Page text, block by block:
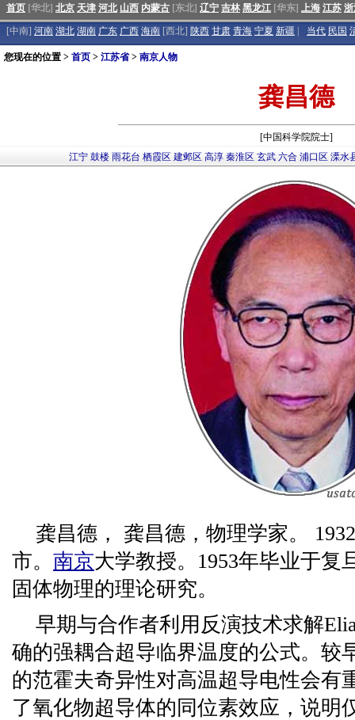
首页 [华北] 北京 天津 河北 山西 内蒙古 [东北] 辽宁 吉林 黑龙江 [华东] 上海 江苏
[中南] 河南 湖北 湖南 广东 广西 海南 [西北] 陕西 甘肃 青海 宁夏 新疆 当代 民国
您现在的位置 > 首页 > 江苏省> 南京人物
龚昌德
[中国科学院院士]
江宁 鼓楼 雨花台 栖霞区 建邺区 高淳 秦淮区 玄武 六合 浦口区 溧水
龚昌德， 龚昌德，物理学家。
市。 南京大学教授。1953年毕业于复
固体物理的理论研究。
早期与合作者利用反演技术求解
确的强耦合超导临界温度的公式。较
的范霍夫奇异性对高温超导电性会有
了氧化物超导体的同位素效应，说明